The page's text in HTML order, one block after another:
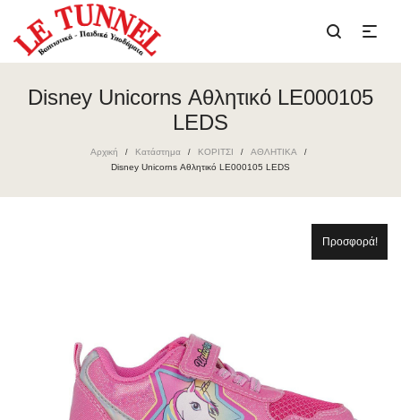
Disney Unicorns Αθλητικό LE000105
LEDS
Αρχική / Κατάστημα / ΚΟΡΙΤΣΙ / ΑΘΛΗΤΙΚΑ /
Disney Unicorns Αθλητικό LE000105 LEDS
Προσφορά!